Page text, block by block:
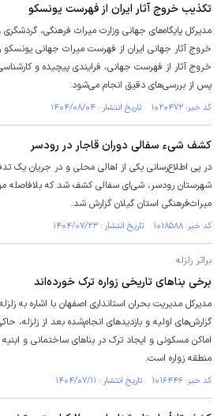
تکذیب خروج آثار ایران از فهرست یونسکو
مدیرکل پایگاه‌های جهانی وزارت میراث فرهنگی،
خروج آثار جهانی ایران از فهرست میراث جهانی یونسکو
خروج آثار از فهرست جهانی، فرایندی پیچیده و
پس از بررسی‌های دقیق انجام می‌شود.
کد خبر: ۱۰۲۰۴۷۲ تاریخ انتشار : ۱۴۰۴/۰۸/۰۴
کشف شی‌ء سفالی دوران قاجار در رودسر
در پی اطلاع‌رسانی یکی از اهالی محلی و در جریان یک
شهرستان رودسر، شی‌ای سفالی کشف شد که بلافاصله
میراث‌فرهنگی استان گیلان گزارش شد.
کد خبر: ۱۰۱۸۵۸۸ تاریخ انتشار : ۱۴۰۴/۰۷/۲۳
براثر زلزله
برخی بناهای تاریخی زواره ترک خورده‌اند
مدیرکل مدیریت بحران استانداری اصفهان با اشاره به
گزارش‌های اولیه و بازدیدهای انجام‌شده بعد از زلزله،
اماکن مسکونی و ایجاد ترک در بناهای ساختمانی و
منطقه زواره است.
کد خبر: ۱۰۱۶۴۴۶ تاریخ انتشار : ۱۴۰۴/۰۷/۱۱